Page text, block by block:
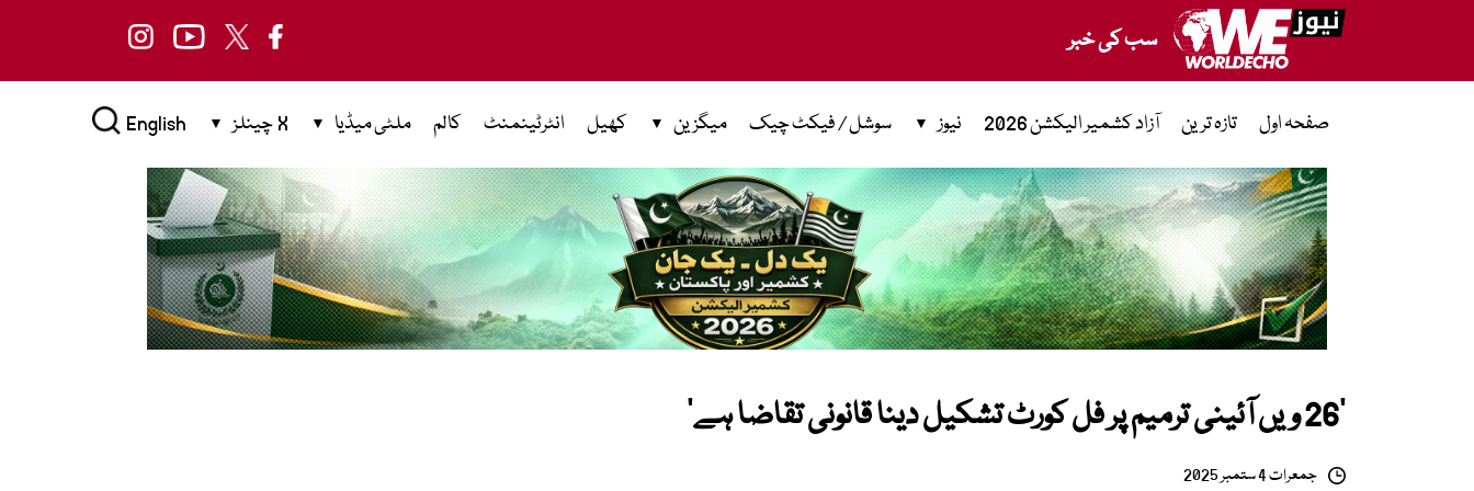
سب کی خبر
صفحہ اول تازہ ترین آزاد کشمیر الیکشن 2026 نیوز سوشل / فیکٹ چیک میگزین کھیل انٹرٹینمنٹ کالم ملٹی میڈیا X چینلز English
’26 ویں آئینی ترمیم پر فل کورٹ تشکیل دینا قانونی تقاضا ہے‘
جمعرات 4 ستمبر 2025